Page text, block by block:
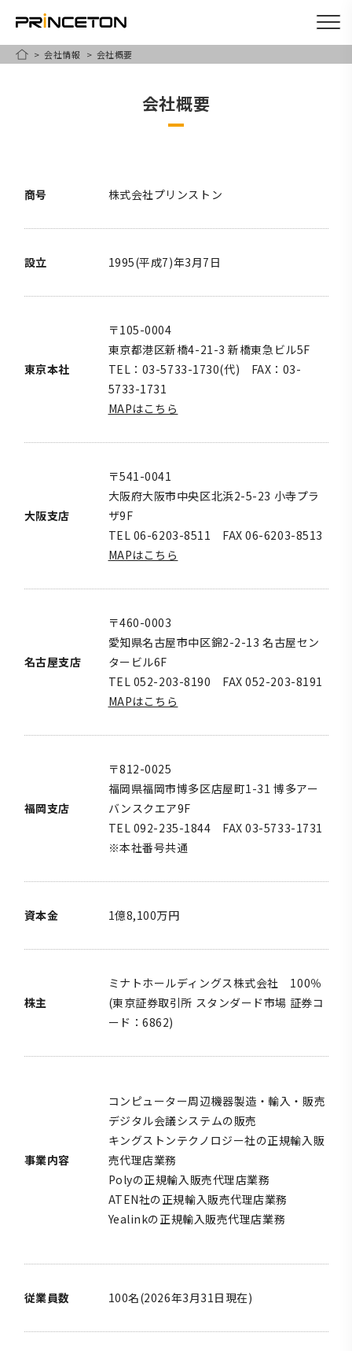
HOME
会社情報 会社概要
会社概要
商号 株式会社プリンストン
設立 1995(平成7)年3月7日
東京本社
〒105-0004
東京都港区新橋4-21-3 新橋東急ビル5F
TEL：03-5733-1730(代) FAX：03-
5733-1731
MAPはこちら
大阪支店
〒541-0041
大阪府大阪市中央区北浜2-5-23 小寺プラ
ザ9F
TEL 06-6203-8511 FAX 06-6203-8513
MAPはこちら
名古屋支店
〒460-0003
愛知県名古屋市中区錦2-2-13 名古屋セン
タービル6F
TEL 052-203-8190 FAX 052-203-8191
MAPはこちら
福岡支店
〒812-0025
福岡県福岡市博多区店屋町1-31 博多アー
バンスクエア9F
TEL 092-235-1844 FAX 03-5733-1731
※本社番号共通
資本金 1億8,100万円
株主
ミナトホールディングス株式会社 100％
(東京証券取引所 スタンダード市場 証券コ
ード：6862)
事業内容
コンピューター周辺機器製造・輸入・販売
デジタル会議システムの販売
キングストンテクノロジー社の正規輸入販
売代理店業務
Polyの正規輸入販売代理店業務
ATEN社の正規輸入販売代理店業務
Yealinkの正規輸入販売代理店業務
従業員数 100名(2026年3月31日現在)